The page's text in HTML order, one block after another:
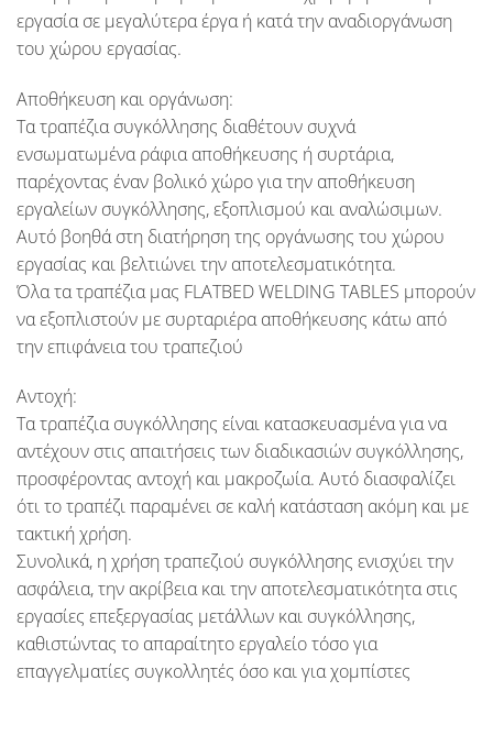
εργασία σε μεγαλύτερα έργα ή κατά την αναδιοργάνωση
του χώρου εργασίας.
Αποθήκευση και οργάνωση:
Τα τραπέζια συγκόλλησης διαθέτουν συχνά
ενσωματωμένα ράφια αποθήκευσης ή συρτάρια,
παρέχοντας έναν βολικό χώρο για την αποθήκευση
εργαλείων συγκόλλησης, εξοπλισμού και αναλώσιμων.
Αυτό βοηθά στη διατήρηση της οργάνωσης του χώρου
εργασίας και βελτιώνει την αποτελεσματικότητα.
Όλα τα τραπέζια μας FLATBED WELDING TABLES μπορούν
να εξοπλιστούν με συρταριέρα αποθήκευσης κάτω από
την επιφάνεια του τραπεζιού
Αντοχή:
Τα τραπέζια συγκόλλησης είναι κατασκευασμένα για να
αντέχουν στις απαιτήσεις των διαδικασιών συγκόλλησης,
προσφέροντας αντοχή και μακροζωία. Αυτό διασφαλίζει
ότι το τραπέζι παραμένει σε καλή κατάσταση ακόμη και με
τακτική χρήση.
Συνολικά, η χρήση τραπεζιού συγκόλλησης ενισχύει την
ασφάλεια, την ακρίβεια και την αποτελεσματικότητα στις
εργασίες επεξεργασίας μετάλλων και συγκόλλησης,
καθιστώντας το απαραίτητο εργαλείο τόσο για
επαγγελματίες συγκολλητές όσο και για χομπίστες